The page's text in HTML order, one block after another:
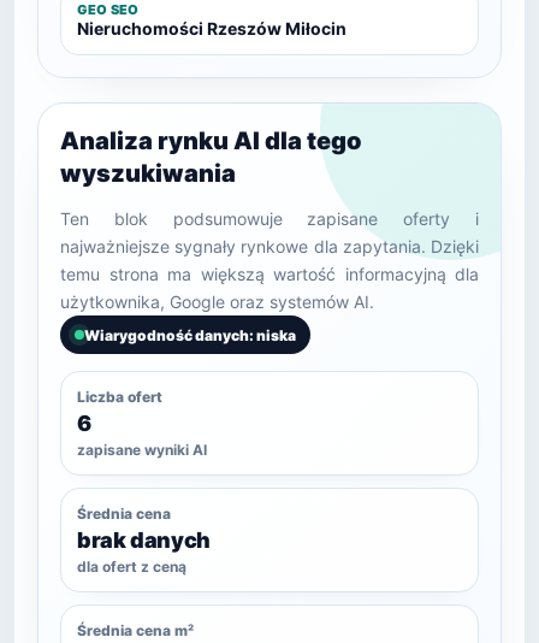
GEO SEO
Nieruchomości Rzeszów Miłocin
Analiza rynku AI dla tego
wyszukiwania
Ten blok podsumowuje zapisane oferty i
najważniejsze sygnały rynkowe dla zapytania. Dzięki
temu strona ma większą wartość informacyjną dla
użytkownika, Google oraz systemów AI.
Wiarygodność danych: niska
Liczba ofert
6
zapisane wyniki AI
Średnia cena
brak danych
dla ofert z ceną
Średnia cena m²